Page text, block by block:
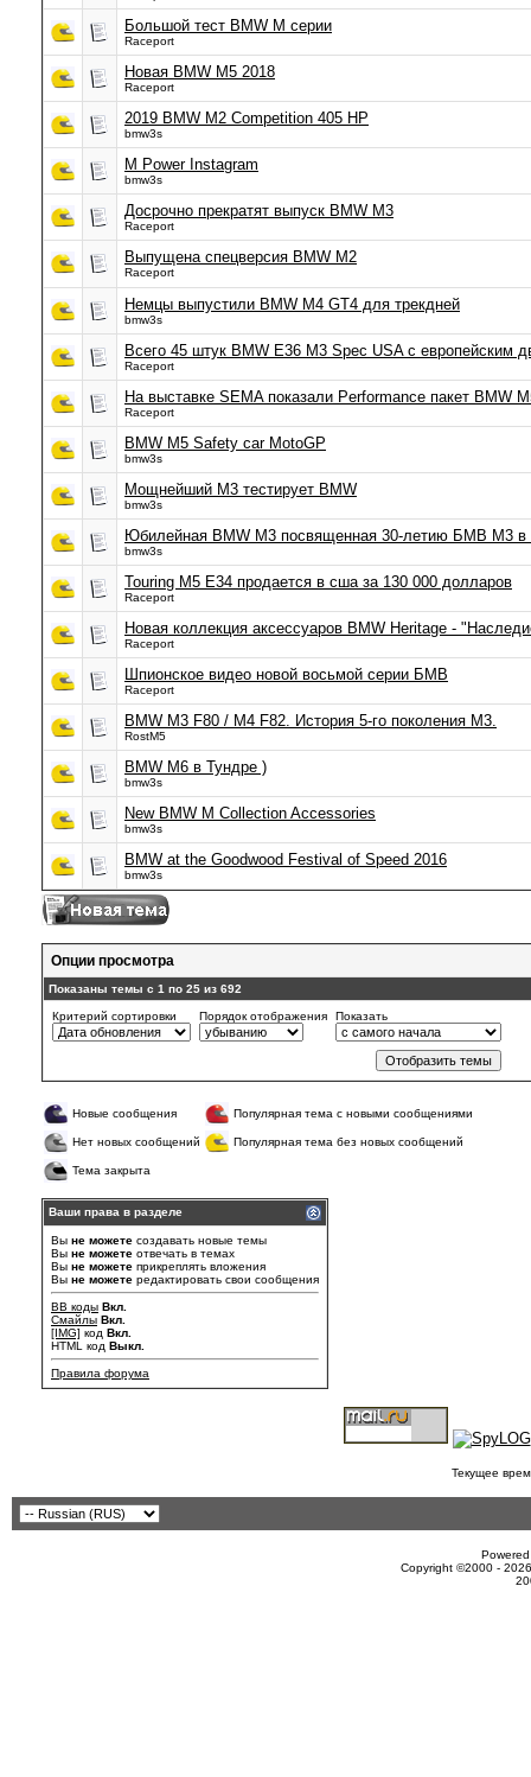
Большой тест BMW M серии
Raceport
Новая BMW M5 2018
Raceport
2019 BMW M2 Competition 405 HP
bmw3s
M Power Instagram
bmw3s
Досрочно прекратят выпуск BMW M3
Raceport
Выпущена спецверсия BMW M2
Raceport
Немцы выпустили BMW M4 GT4 для трекдней
bmw3s
Всего 45 штук BMW E36 M3 Spec USA с европейским
Raceport
На выставке SEMA показали Performance пакет BMW
Raceport
BMW M5 Safety car MotoGP
bmw3s
Мощнейший М3 тестирует BMW
bmw3s
Юбилейная BMW M3 посвященная 30-летию БМВ М3 в
bmw3s
Touring M5 E34 продается в сша за 130 000 долларов
Raceport
Новая коллекция аксессуаров BMW Heritage -
Raceport
Шпионское видео новой восьмой серии БМВ
Raceport
BMW M3 F80 / M4 F82. История 5-го поколения M3.
RostM5
BMW M6 в Тундре )
bmw3s
New BMW M Collection Accessories
bmw3s
BMW at the Goodwood Festival of Speed 2016
bmw3s
Опции просмотра
Показаны темы с 1 по 25 из 692
Критерий сортировки Порядок отображения Показать
Новые сообщения Популярная тема с новыми сообщениями
Нет новых сообщений Популярная тема без новых сообщений
Тема закрыта
Ваши права в разделе
Вы не можете создавать новые темы
Вы не можете отвечать в темах
Вы не можете прикреплять вложения
Вы не можете редактировать свои сообщения
BB коды Вкл.
Смайлы Вкл.
[IMG] код Вкл.
HTML код Выкл.
Правила форума
Текущее
Copyright ©2000 -